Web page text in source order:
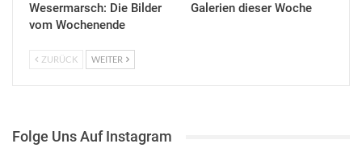
Wesermarsch: Die Bilder
vom Wochenende
Galerien dieser Woche
ZURÜCK WEITER
Folge Uns Auf Instagram